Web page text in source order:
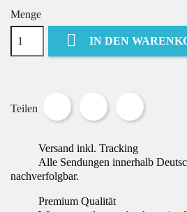
Menge
 IN DEN
Teilen
Versand inkl. Tracking
Alle Sendungen innerhalb
nachverfolgbar.
Premium Qualität